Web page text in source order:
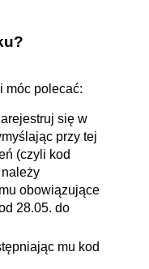
móc polecać:
się w
przy tej
(czyli kod
obowiązujące
28.05. do
mu kod